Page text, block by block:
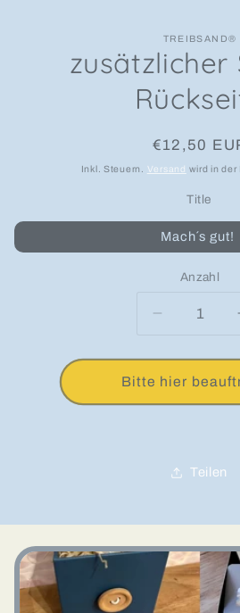
TREIBSAND®
zusätzlicher
Normaler
€12,50
Inkl. Steuern. Versand wird in der
Title
Mach´s gut!
Anzahl
Bitte hier
Teilen